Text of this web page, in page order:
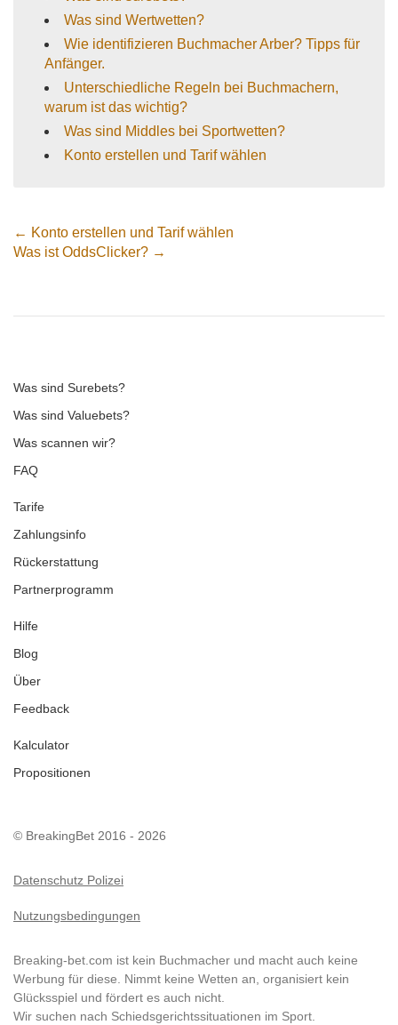
Was sind Wertwetten?
Wie identifizieren Buchmacher Arber? Tipps für
Anfänger.
Unterschiedliche Regeln bei Buchmachern,
warum ist das wichtig?
Was sind Middles bei Sportwetten?
Konto erstellen und Tarif wählen
← Konto erstellen und Tarif wählen
Was ist OddsClicker? →
Was sind Surebets?
Was sind Valuebets?
Was scannen wir?
FAQ
Tarife
Zahlungsinfo
Rückerstattung
Partnerprogramm
Hilfe
Blog
Über
Feedback
Kalculator
Propositionen
© BreakingBet 2016 - 2026
Datenschutz Polizei
Nutzungsbedingungen
Breaking-bet.com ist kein Buchmacher und macht auch keine
Werbung für diese. Nimmt keine Wetten an, organisiert kein
Glücksspiel und fördert es auch nicht.
Wir suchen nach Schiedsgerichtssituationen im Sport.